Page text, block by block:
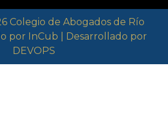
Colegio de Abogados de Río
por InCub | Desarrollado por
DEVOPS